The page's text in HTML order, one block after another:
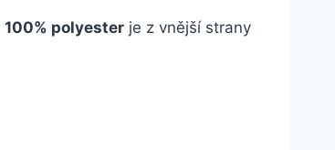
100% polyesterje z vnější strany